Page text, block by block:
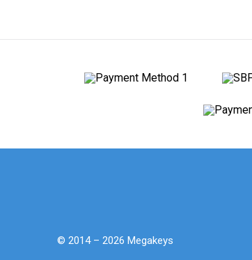
© 2014 – 2026 Megakeys